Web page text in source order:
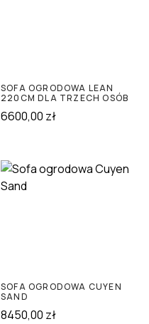
SOFA OGRODOWA LEAN
220CM DLA TRZECH OSÓB
6600,00 zł
SOFA OGRODOWA CUYEN
SAND
8450,00 zł